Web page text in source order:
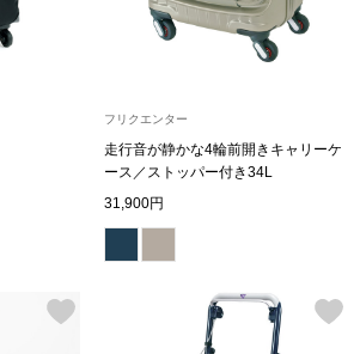
ポロシャツ
トレーナー／
ベスト
フリクエンター
走行音が静かな4輪前開きキャリーケ
ース／ストッパー付き34L
31,900円